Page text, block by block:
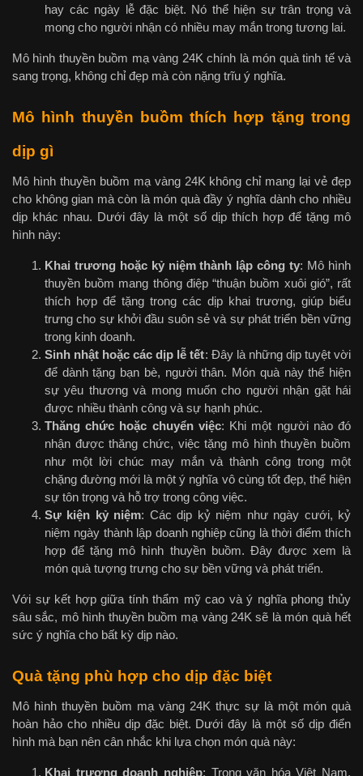
hay các ngày lễ đặc biệt. Nó thể hiện sự trân trọng và
mong cho người nhận có nhiều may mắn trong tương lai.
Mô hình thuyền buồm mạ vàng 24K chính là món quà tinh tế và
sang trọng, không chỉ đẹp mà còn nặng trĩu ý nghĩa.
Mô hình thuyền buồm thích hợp tặng trong
dịp gì
Mô hình thuyền buồm mạ vàng 24K không chỉ mang lại vẻ đẹp
cho không gian mà còn là món quà đầy ý nghĩa dành cho nhiều
dịp khác nhau. Dưới đây là một số dịp thích hợp để tặng mô
hình này:
Khai trương hoặc kỷ niệm thành lập công ty: Mô hình
thuyền buồm mang thông điệp “thuận buồm xuôi gió”, rất
thích hợp để tặng trong các dịp khai trương, giúp biểu
trưng cho sự khởi đầu suôn sẻ và sự phát triển bền vững
trong kinh doanh.
Sinh nhật hoặc các dịp lễ tết: Đây là những dịp tuyệt vời
để dành tặng bạn bè, người thân. Món quà này thể hiện
sự yêu thương và mong muốn cho người nhận gặt hái
được nhiều thành công và sự hạnh phúc.
Thăng chức hoặc chuyển việc: Khi một người nào đó
nhận được thăng chức, việc tặng mô hình thuyền buồm
như một lời chúc may mắn và thành công trong một
chặng đường mới là một ý nghĩa vô cùng tốt đẹp, thể hiện
sự tôn trọng và hỗ trợ trong công việc.
Sự kiện kỷ niệm: Các dịp kỷ niệm như ngày cưới, kỷ
niệm ngày thành lập doanh nghiệp cũng là thời điểm thích
hợp để tặng mô hình thuyền buồm. Đây được xem là
món quà tượng trưng cho sự bền vững và phát triển.
Với sự kết hợp giữa tính thẩm mỹ cao và ý nghĩa phong thủy
sâu sắc, mô hình thuyền buồm mạ vàng 24K sẽ là món quà hết
sức ý nghĩa cho bất kỳ dịp nào.
Quà tặng phù hợp cho dịp đặc biệt
Mô hình thuyền buồm mạ vàng 24K thực sự là một món quà
hoàn hảo cho nhiều dịp đặc biệt. Dưới đây là một số dịp điển
hình mà bạn nên cân nhắc khi lựa chọn món quà này:
Khai trương doanh nghiệp: Trong văn hóa Việt Nam,